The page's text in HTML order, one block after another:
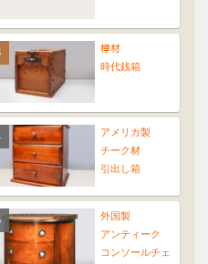
﨔材
時代銭箱
アメリカ製
チーク材
引出し箱
外国製
アンティーク
コンソールチェ